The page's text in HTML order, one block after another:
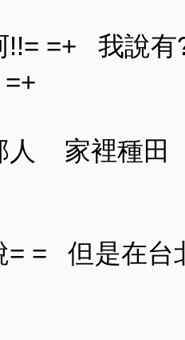
!!= =+ 我說
人 家裡種田
= = 但是在